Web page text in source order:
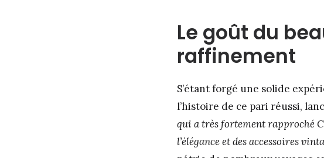
Le goût du
raffinement
S’étant forgé une solide
l’histoire de ce pari réussi,
qui a très fortement rapproché
l’élégance et des accessoires